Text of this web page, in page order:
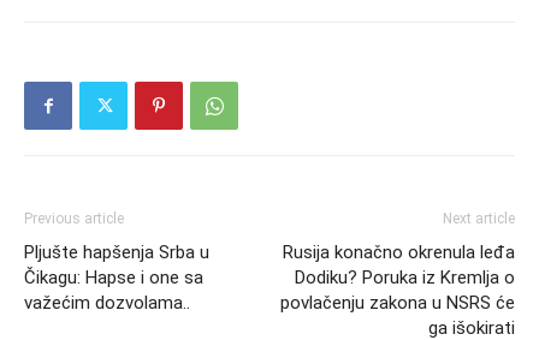
Previous article
Pljušte hapšenja Srba u
Čikagu: Hapse i one sa
važećim dozvolama..
Next article
Rusija konačno okrenula leđa
Dodiku? Poruka iz Kremlja o
povlačenju zakona u NSRS će
ga išokirati